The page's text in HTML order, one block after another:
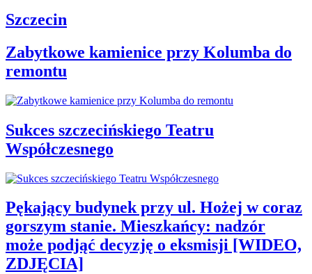
Szczecin
Zabytkowe kamienice przy Kolumba do
remontu
Sukces szczecińskiego Teatru
Współczesnego
Pękający budynek przy ul. Hożej w coraz
gorszym stanie. Mieszkańcy: nadzór
może podjąć decyzję o eksmisji [WIDEO,
ZDJĘCIA]